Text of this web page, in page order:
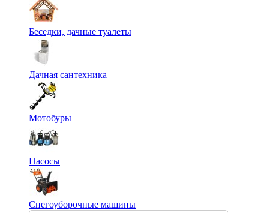
Беседки, дачные туалеты
Дачная сантехника
Мотобуры
Насосы
Снегоуборочные машины